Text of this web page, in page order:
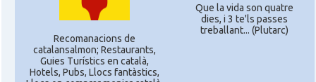
Recomanacions de
catalansalmon; Restaurants,
Guies Turístics en català,
Hotels, Pubs, Llocs fantàstics,
Que la vida son quatre
dies, i 3 te'ls passes
treballant... (Plutarc)